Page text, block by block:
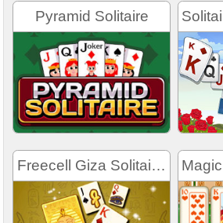
Pyramid Solitaire
Freecell Giza Solitaire Mobile